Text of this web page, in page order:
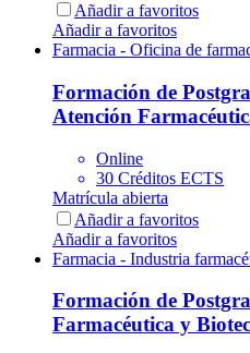
Añadir a favoritos
Añadir a favoritos
Farmacia - Oficina de
Formación de
Atención
Online
30 Créditos ECTS
Matrícula abierta
Añadir a favoritos
Añadir a favoritos
Farmacia - Industria
Formación de
Farmacéutica y